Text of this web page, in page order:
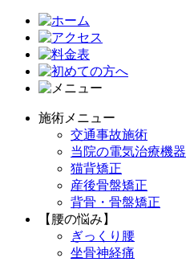
施術メニュー
交通事故施術
当院の電気治療機器
猫背矯正
産後骨盤矯正
背骨・骨盤矯正
【腰の悩み】
ぎっくり腰
坐骨神経痛